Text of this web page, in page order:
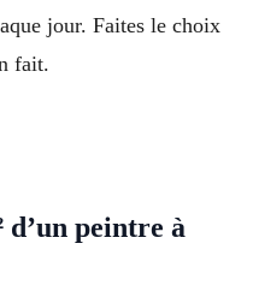
jour. Faites le choix
fait.
d’un peintre à